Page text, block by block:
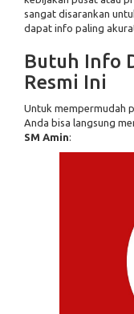
sangat disarankan
dapat info paling
Butuh Info
Resmi Ini
Untuk mempermudah
Anda bisa langsung
SM Amin: